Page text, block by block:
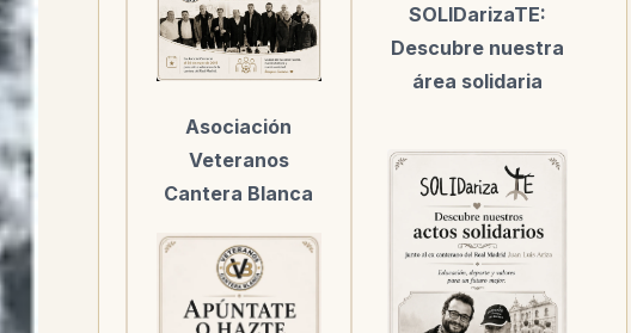
Asociación
Veteranos
Cantera Blanca
SOLIDarizaTE:
Descubre nuestra
área solidaria